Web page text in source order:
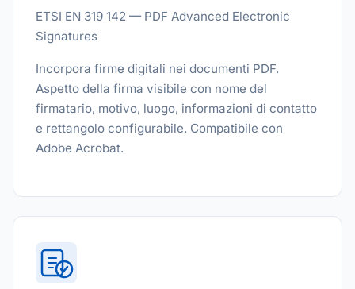
ETSI EN 319 142 — PDF Advanced Electronic
Signatures
Incorpora firme digitali nei documenti PDF.
Aspetto della firma visibile con nome del
firmatario, motivo, luogo, informazioni di contatto
e rettangolo configurabile. Compatibile con
Adobe Acrobat.